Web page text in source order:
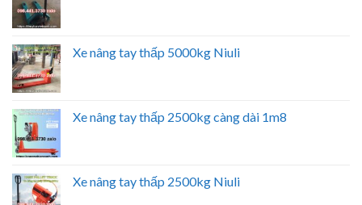
Xe nâng tay thấp 5000kg Niuli
Xe nâng tay thấp 2500kg càng dài 1m8
Xe nâng tay thấp 2500kg Niuli